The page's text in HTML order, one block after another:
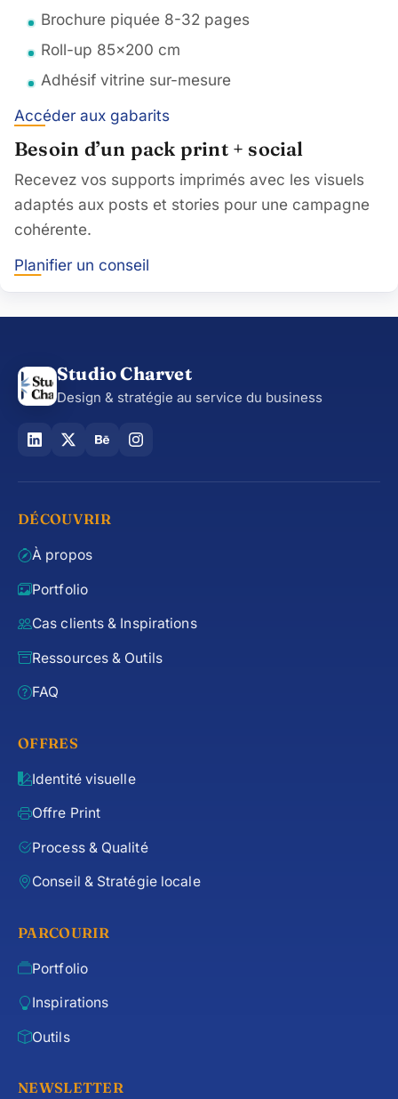
Brochure piquée 8-32 pages
Roll-up 85×200 cm
Adhésif vitrine sur-mesure
Accéder aux gabarits
Besoin d’un pack print + social
Recevez vos supports imprimés avec les visuels
adaptés aux posts et stories pour une campagne
cohérente.
Planifier un conseil
Studio Charvet
Design & stratégie au service du business
DÉCOUVRIR
À propos
Portfolio
Cas clients & Inspirations
Ressources & Outils
FAQ
OFFRES
Identité visuelle
Offre Print
Process & Qualité
Conseil & Stratégie locale
PARCOURIR
Portfolio
Inspirations
Outils
NEWSLETTER